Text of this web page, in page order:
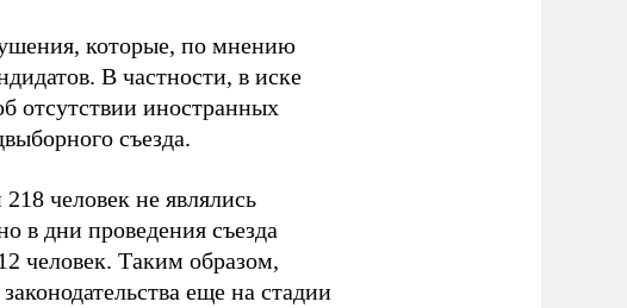
которые, по мнению
В частности, в иске
отсутствии иностранных
съезда.
человек не являлись
в дни проведения съезда
человек. Таким образом,
еще на стадии